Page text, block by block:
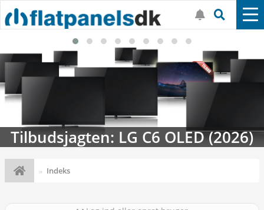
Tilbudsjagten: LG C6 OLED (2026)
Indeks